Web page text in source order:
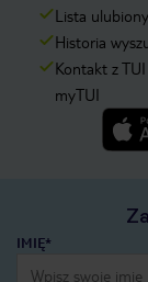
Lista
Historia
Kontakt z
myTUI
IMIĘ*